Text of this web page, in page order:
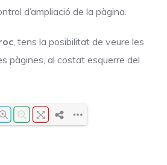
d’ampliació de la pàgina.
, tens la posibilitat de veure les
pàgines, al costat esquerre del